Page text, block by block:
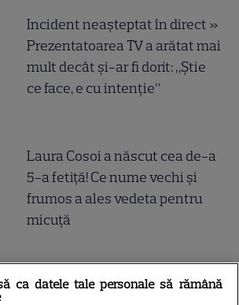
Incident neașteptat în direct »
Prezentatoarea TV a arătat mai
mult decât și-ar fi dorit: „Știe
ce face, e cu intenție”
Laura Cosoi a născut cea de-a
5-a fetiță! Ce nume vechi și
frumos a ales vedeta pentru
micuță
ca datele tale personale să rămână